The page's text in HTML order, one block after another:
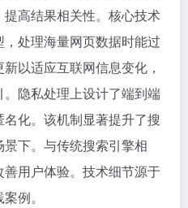
高结果相关性。核心技术
处理海量网页数据时能过
以适应互联网信息变化，
隐私处理上设计了端到端
化。该机制显著提升了搜
下。与传统搜索引擎相
用户体验。技术细节源于
例。